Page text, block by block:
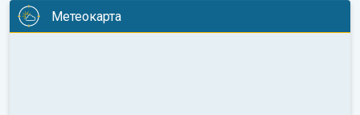
Метеокарта